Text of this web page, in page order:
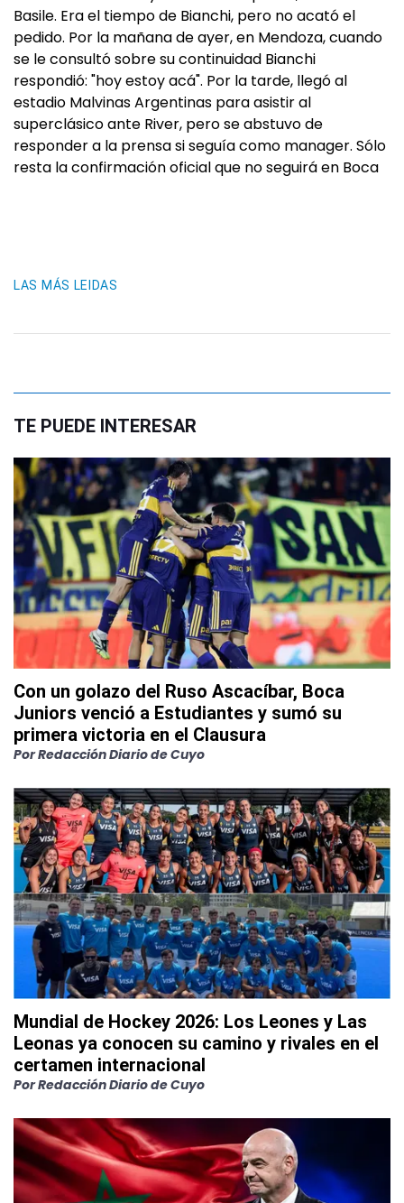
Basile. Era el tiempo de Bianchi, pero no acató el
pedido. Por la mañana de ayer, en Mendoza, cuando
se le consultó sobre su continuidad Bianchi
respondió: "hoy estoy acá". Por la tarde, llegó al
estadio Malvinas Argentinas para asistir al
superclásico ante River, pero se abstuvo de
responder a la prensa si seguía como manager. Sólo
resta la confirmación oficial que no seguirá en Boca
LAS MÁS LEIDAS
TE PUEDE INTERESAR
Con un golazo del Ruso Ascacíbar, Boca
Juniors venció a Estudiantes y sumó su
primera victoria en el Clausura
PorRedacción Diario de Cuyo
Mundial de Hockey 2026: Los Leones y Las
Leonas ya conocen su camino y rivales en el
certamen internacional
PorRedacción Diario de Cuyo